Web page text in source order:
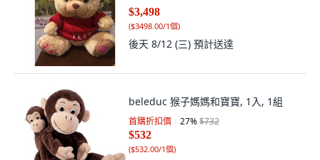
$3,498
($3498.00/1個)
後天 8/12 (三) 預計送達
beleduc 猴子媽媽和寶寶, 1入, 1組
首購折扣價 27%$732
$532
($532.00/1個)